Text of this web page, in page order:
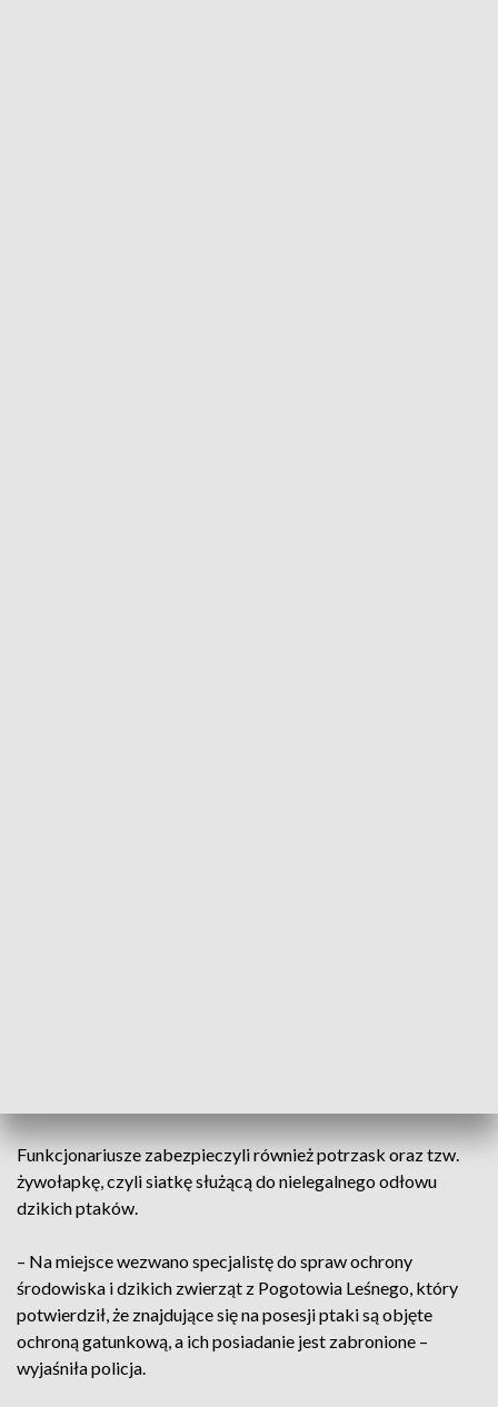
Funkcjonariusze zabezpieczyli również potrzask oraz tzw.
żywołapkę, czyli siatkę służącą do nielegalnego odłowu
dzikich ptaków.
– Na miejsce wezwano specjalistę do spraw ochrony
środowiska i dzikich zwierząt z Pogotowia Leśnego, który
potwierdził, że znajdujące się na posesji ptaki są objęte
ochroną gatunkową, a ich posiadanie jest zabronione –
wyjaśniła policja.